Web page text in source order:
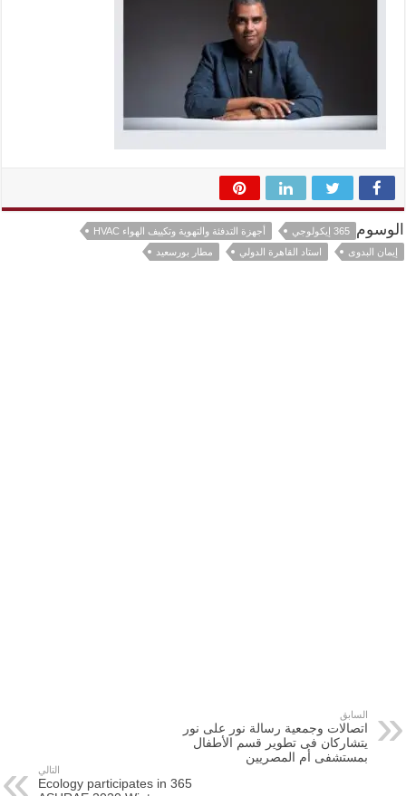
الوسوم 365 إيكولوجي
أجهزة التدفئة والتهوية وتكييف الهواء HVAC
إيمان البدوى
استاد القاهرة الدولي مطار بورسعيد
السابق
اتصالات وجمعية رسالة نور على نور
يتشاركان فى تطوير قسم الأطفال
بمستشفى أم المصريين
التالي
365 Ecology participates in